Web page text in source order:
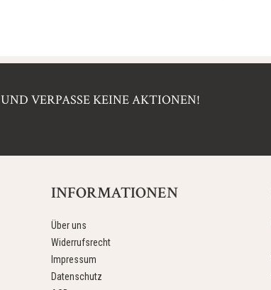
VERPASSE KEINE AKTIONEN!
INFORMATIONEN
Über uns
Widerrufsrecht
Impressum
Datenschutz